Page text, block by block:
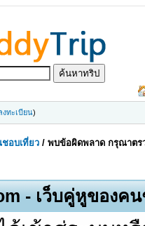
งทะเบียน)
อบเที่ยว /พบข้อผิดพลาด กรุณาตร
- เว็บคู่หูของค